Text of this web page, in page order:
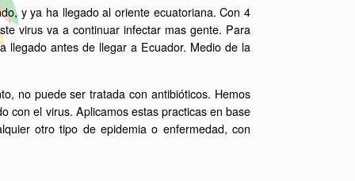
y ya ha llegado al oriente ecuatoriana. Con 4
virus va a continuar infectar mas gente. Para
llegado antes de llegar a Ecuador. Medio de la
no puede ser tratada con antibióticos. Hemos
con el virus. Aplicamos estas practicas en base
otro tipo de epidemia o enfermedad, con